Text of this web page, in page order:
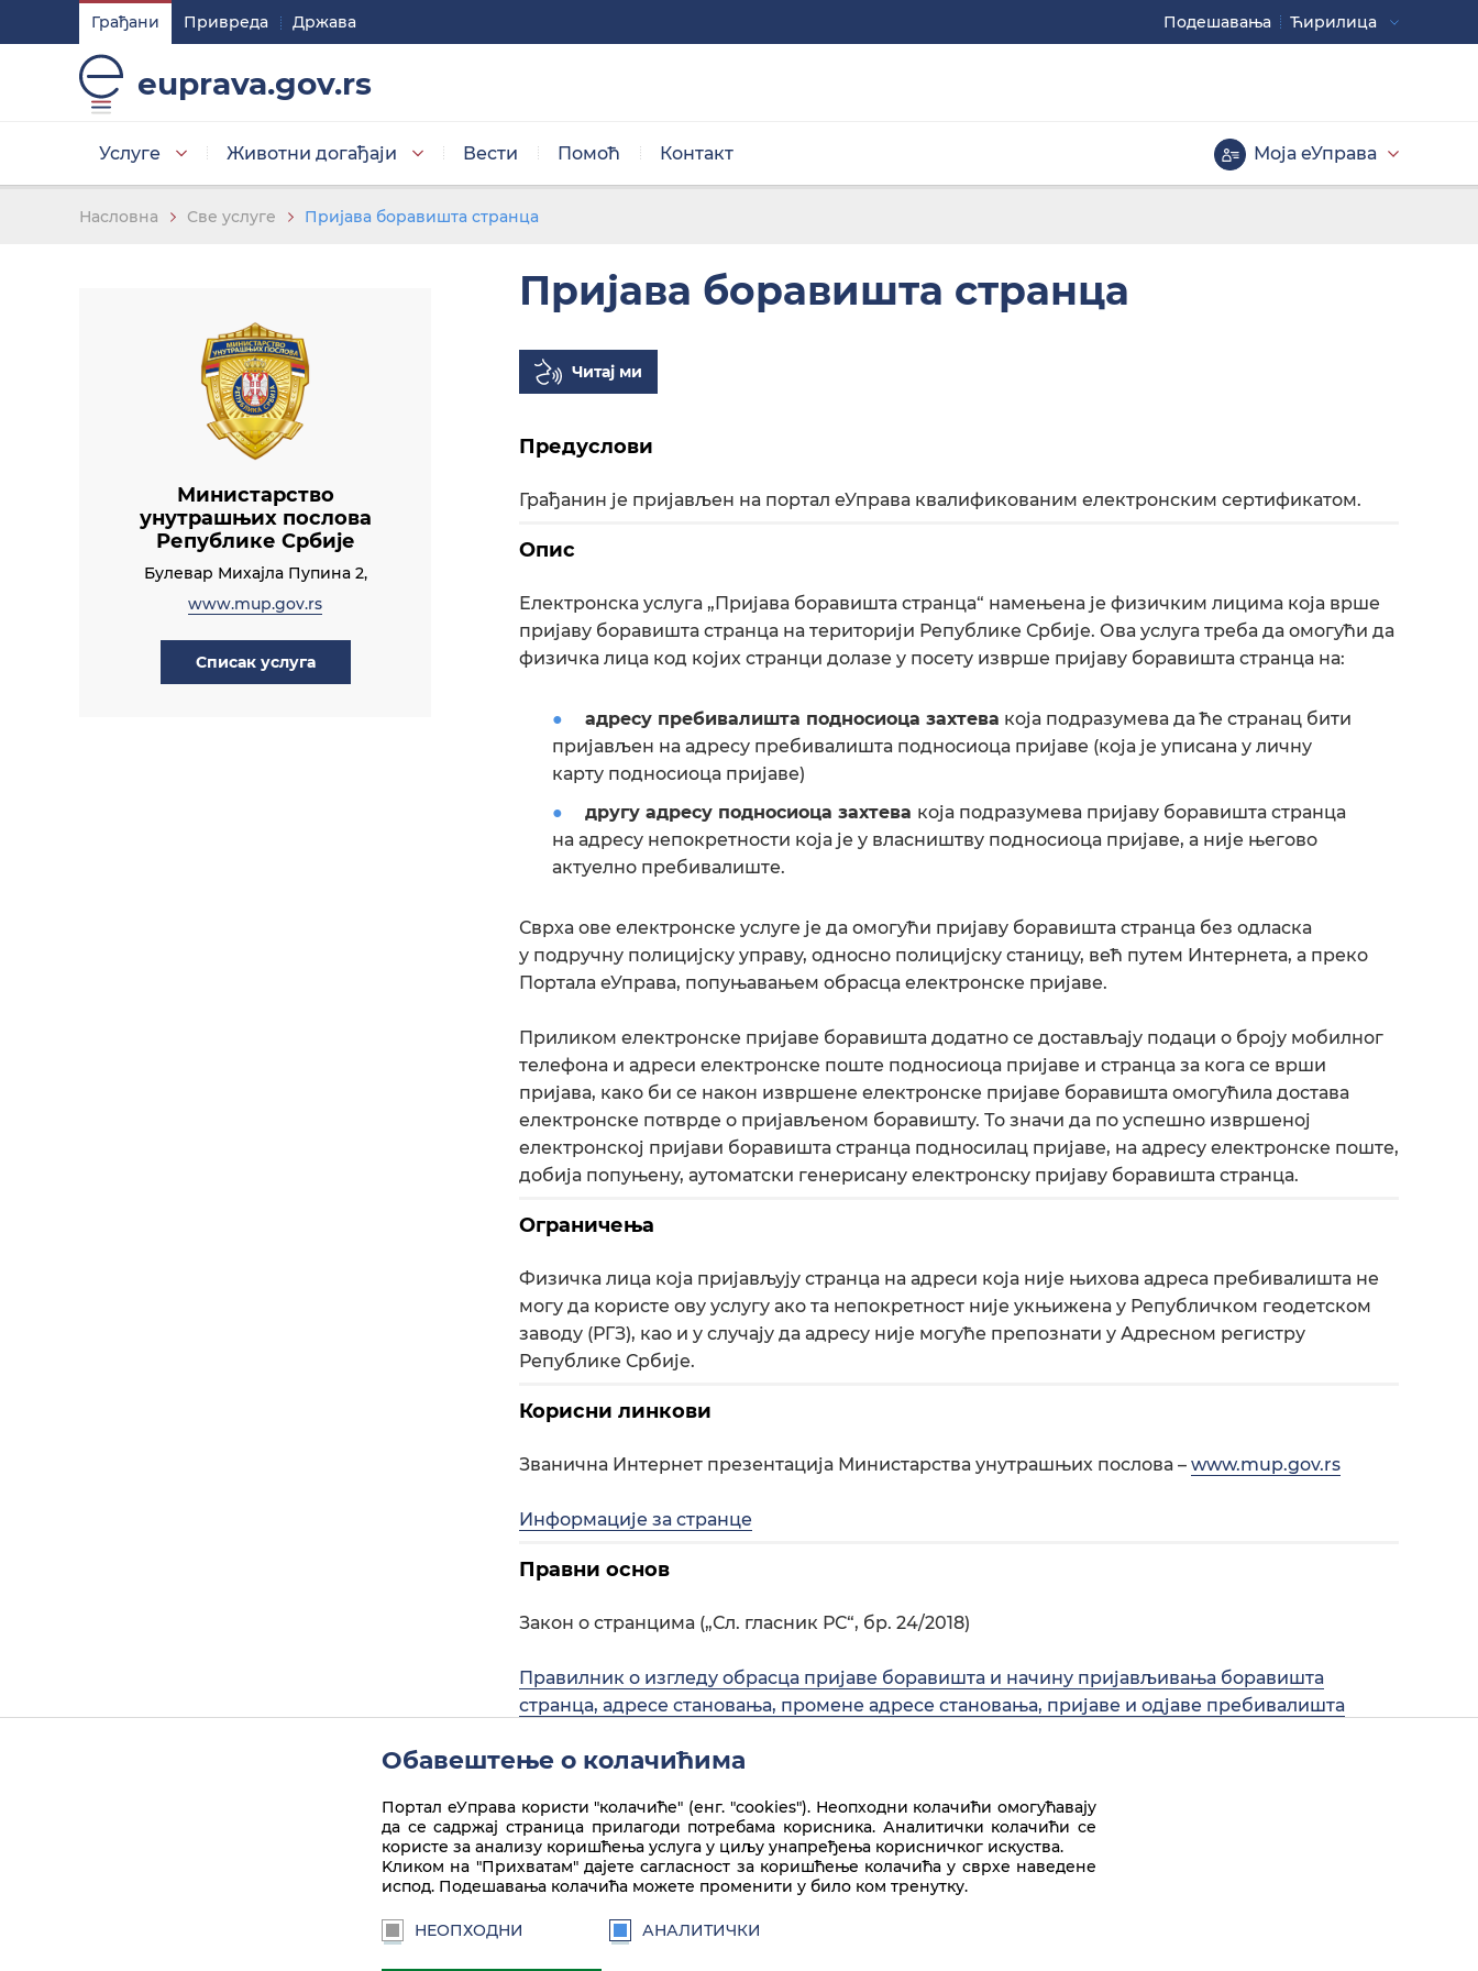
Грађани Привреда Држава
euprava.gov.rs
Моја еУправа
Услуге Животни догађаји Вести Помоћ Контакт
Ћирилица
Подешавaња
Подешавaња
Изаберите стил приказа слова
Основна тема
Насловна Све услуге Пријава боравишта странцаОПИС
Министарство
унутрашњих послова
Републике Србије
Булевар Михајла Пупина 2,
www.mup.gov.rs
Списак услуга
Пријава боравишта странца
Читај ми
Предуслови
Грађанин је пријављен на портал еУправа квалификованим електронским сертификатом.
Опис
Електронска услуга „Пријава боравишта странца“ намењена је физичким лицима која врше
пријаву боравишта странца на територији Републике Србије. Ова услуга треба да омогући да
физичка лица код којих странци долазе у посету изврше пријаву боравишта странца на:
адресу пребивалишта подносиоца захтева која подразумева да ће странац бити
пријављен на адресу пребивалишта подносиоца пријаве (која је уписана у личну
карту подносиоца пријаве)
другу адресу подносиоца захтева која подразумева пријаву боравишта странца
на адресу непокретности која је у власништву подносиоца пријаве, а није његово
актуелно пребивалиште.
Сврха ове електронске услуге је да омогући пријаву боравишта странца без одласка
у подручну полицијску управу, односно полицијску станицу, већ путем Интернета, а преко
Портала еУправа, попуњавањем обрасца електронске пријаве.
Приликом електронске пријаве боравишта додатно се достављају подаци о броју мобилног
телефона и адреси електронске поште подносиоца пријаве и странца за кога се врши
пријава, како би се након извршене електронске пријаве боравишта омогућила достава
електронске потврде о пријављеном боравишту. То значи да по успешно извршеној
електронској пријави боравишта странца подносилац пријаве, на адресу електронске поште,
добија попуњену, аутоматски генерисану електронску пријаву боравишта странца.
Ограничења
Физичка лица која пријављују странца на адреси која није њихова адреса пребивалишта не
могу да користе ову услугу ако та непокретност није укњижена у Републичком геодетском
заводу (РГЗ), као и у случају да адресу није могуће препознати у Адресном регистру
Републикe Србије.
Корисни линкови
Званична Интернет презентација Министарства унутрашњих послова – www.mup.gov.rs
Информације за странце
Правни основ
Закон о странцима („Сл. гласник РС“, бр. 24/2018)
Правилник о изгледу обрасца пријаве боравишта и начину пријављивања боравишта
странца, адресе становања, промене адресе становања, пријаве и одјаве пребивалишта
euprava.gov.rs
Обавештење о колачићима
Портал еУправа користи "колачиће" (енг. "cookies"). Неопходни колачићи омогућавају
да се садржај страница прилагоди потребама корисника. Аналитички колачићи се
користе за анализу коришћења услуга у циљу унапређења корисничког искуства.
Kликом на "Прихватам" дајете сагласност за коришћење колачића у сврхе наведене
испод. Подешавања колачића можете променити у било ком тренутку.
НЕОПХОДНИ АНАЛИТИЧКИ